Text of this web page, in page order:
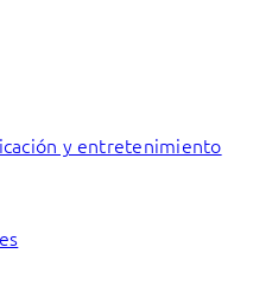
y entretenimiento